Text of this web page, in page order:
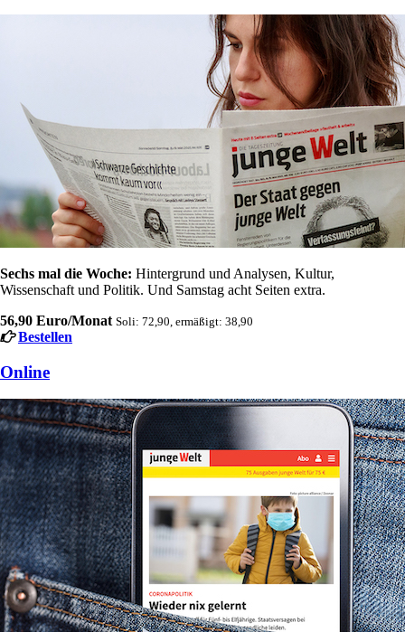
Sechs mal die Woche: Hintergrund und Analysen, Kultur,
Wissenschaft und Politik. Und Samstag acht Seiten extra.
56,90 Euro/Monat Soli: 72,90, ermäßigt: 38,90
Bestellen
Online